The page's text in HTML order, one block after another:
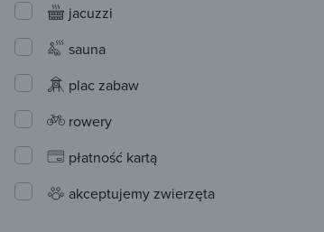
jacuzzi
sauna
plac zabaw
rowery
płatność kartą
akceptujemy zwierzęta